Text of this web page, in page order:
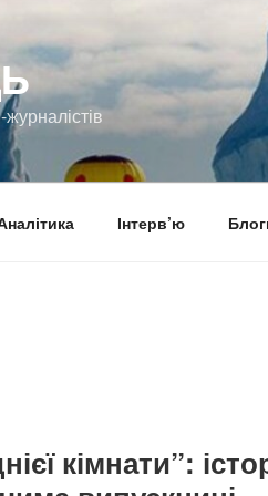
журналістів
Інтерв’ю
кімнати”: